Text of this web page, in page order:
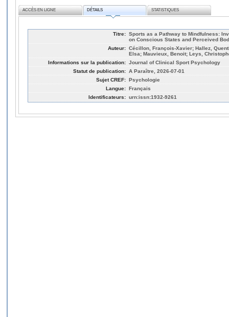
ACCÈS EN LIGNE DÉTAILS STATISTIQUES
Titre: Sports as a Pathway to Mindfulness:
on Conscious States and Perceived
Auteur: Cécillon, François-Xavier; Hallez,
Elsa; Mauvieux, Benoit; Leys,
Informations sur la publication: Journal of Clinical Sport Psychology
Statut de publication: A Paraître, 2026-07-01
Sujet CREF: Psychologie
Langue: Français
Identificateurs: urn:issn:1932-9261